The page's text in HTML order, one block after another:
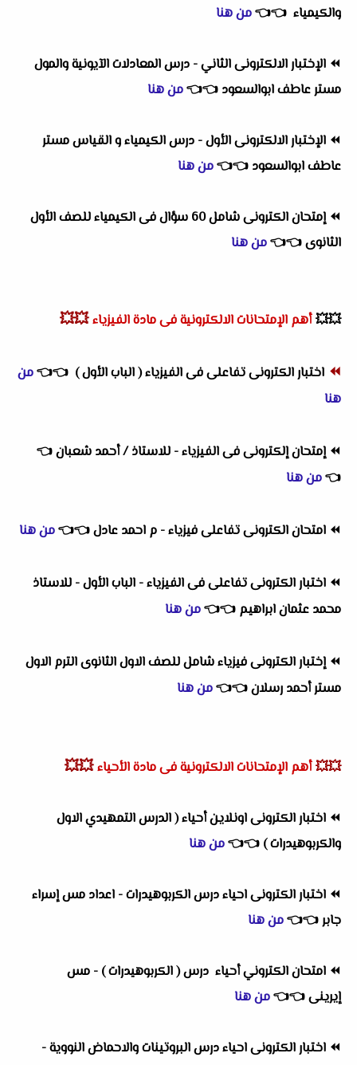
والكيمياء 👈
👈من هنا
⏪ الإختبار الالكترونى الثاني - درس المعادلات الآيونية والمول
مستر عاطف ابوالسعود 👈
👈من هنا
⏪ الإختبار الالكترونى الأول - درس الكيمياء و القياس مستر
عاطف ابوالسعود 👈
👈من هنا
⏪
إمتحان الكترونى شامل 60 سؤال فى الكيمياء للصف الأول
الثانوى👈
👈من هنا
💥💥 أهم الإمتحانات الالكترونية فى مادة الفيزياء 💥💥
⏪ اختبار الكترونى تفاعلى فى الفيزياء ( الباب الأول ) 👈
👈من
هنا
⏪إمتحان إلكترونى فى الفيزياء - للاستاذ / أحمد شعبان👈
👈من هنا
⏪ امتحان الكترونى تفاعلى فيزياء - م احمد عادل👈
👈من هنا
⏪ اختبار الكترونى تفاعلى فى الفيزياء - الباب الأول - للاستاذ
محمد عثمان ابراهيم 👈
👈من هنا
⏪إختبار الكترونى فيزياء شامل للصف الاول الثانوى الترم الاول
مستر أحمد رسلان👈
👈من هنا
💥💥 أهم الإمتحانات الالكترونية فى مادة الأحياء 💥💥
⏪ اختبار الكترونى اونلاين أحياء ( الدرس التمهيدي الاول
والكربوهيدرات ) 👈
👈من هنا
⏪ اختبار الكترونى احياء درس الكربوهيدرات - اعداد مس إسراء
جابر👈
👈من هنا
⏪ امتحان الكتروني أحياء درس ( الكربوهيدرات ) - مس
إيرينى👈
👈من هنا
⏪ اختبار الكترونى احياء درس البروتينات والاحماض النووية -